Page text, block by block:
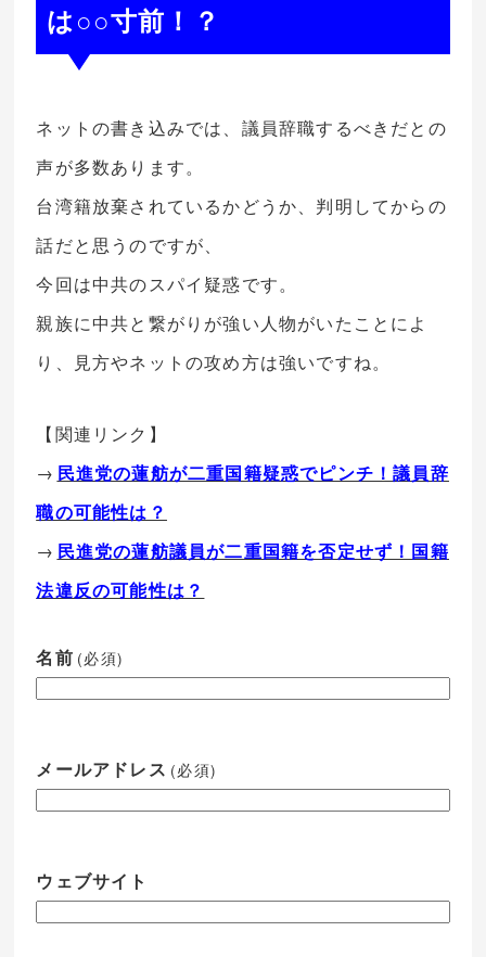
は○○寸前！？
ネットの書き込みでは、議員辞職するべきだとの
声が多数あります。
台湾籍放棄されているかどうか、判明してからの
話だと思うのですが、
今回は中共のスパイ疑惑です。
親族に中共と繋がりが強い人物がいたことによ
り、見方やネットの攻め方は強いですね。
【関連リンク】
→ 民進党の蓮舫が二重国籍疑惑でピンチ！議員辞
職の可能性は？
→ 民進党の蓮舫議員が二重国籍を否定せず！国籍
法違反の可能性は？
名前 (必須)
メールアドレス (必須)
ウェブサイト